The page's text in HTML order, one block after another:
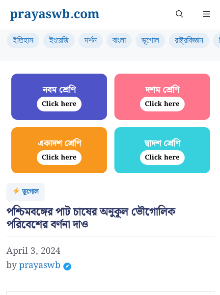
content
prayaswb.com
ইতিহাস ইংরেজি দর্শন বাংলা ভূগোল রাষ্ট্রবিজ্ঞান
নবম শ্রেণি
Click here
দশম শ্রেণি
Click here
একাদশ শ্রেণি
Click here
দ্বাদশ শ্রেণি
Click here
ভূগোল
পশ্চিমবঙ্গের পাট চাষের অনুকূল ভৌগোলিক
পরিবেশের বর্ণনা দাও
April 3, 2024
byprayaswb